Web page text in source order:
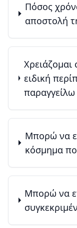
Πόσος
αποστολή
ειδική
Μπορώ να
κόσμημα
Μπορώ να